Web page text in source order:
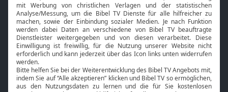
Bibelthek Online-Bibel
Nächster Gottesdienst
Bibel TV
Über uns
Jobs
Service
Kontakt
TV-Empfang